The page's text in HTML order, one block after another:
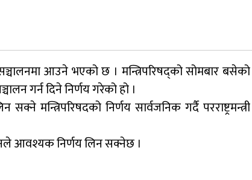
नृपध्वज निरौलाको इजलासले उक्त निर्णय
खारेजको आदेश गरेको हो ।
आउने भएको छ । मन्त्रिपरिषद्को सोमबार बसेको
गर्न दिने निर्णय गरेको हो ।
मन्त्रिपरिषदको निर्णय सार्वजनिक गर्दै परराष्ट्रमन्त्री
आवश्यक निर्णय लिन सक्नेछ ।